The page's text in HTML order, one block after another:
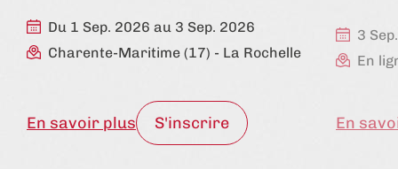
Du 1 Sep. 2026 au 3 Sep. 2026
Charente-Maritime (17) - La Rochelle
En savoir plus S'inscrire
3
En
En